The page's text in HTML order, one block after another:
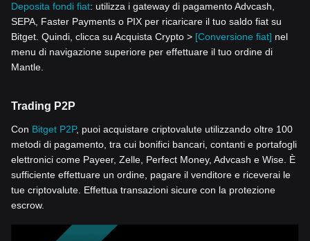
Deposita fondi fiat: utilizza i gateway di pagamento Advcash,
SEPA, Faster Payments o PIX per ricaricare il tuo saldo fiat su
Bitget. Quindi, clicca su Acquista Crypto > [Conversione fiat] nel
menu di navigazione superiore per effettuare il tuo ordine di
Mantle.
Trading P2P
Con Bitget P2P, puoi acquistare criptovalute utilizzando oltre 100
metodi di pagamento, tra cui bonifici bancari, contanti e portafogli
elettronici come Payeer, Zelle, Perfect Money, Advcash e Wise. È
sufficiente effettuare un ordine, pagare il venditore e riceverai le
tue criptovalute. Effettua transazioni sicure con la protezione
escrow.